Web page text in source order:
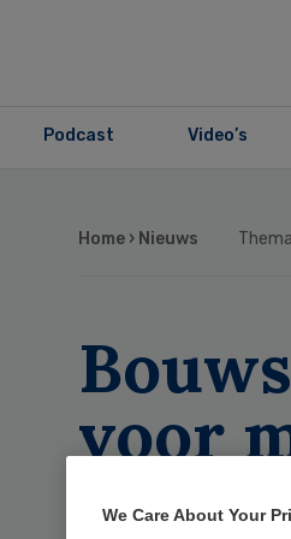
Podcast Video’s
Home › Nieuws
voor
We Care About Your